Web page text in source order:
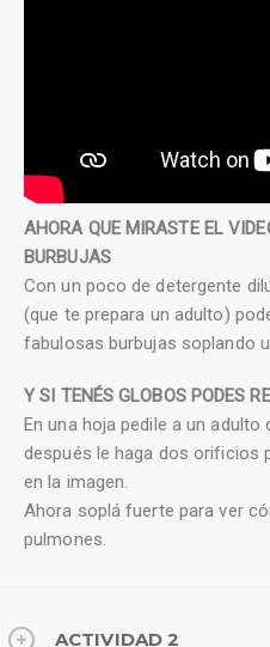
AHORA QUE MIRASTE EL
BURBUJAS
Con un poco de detergente
(que te prepara un adulto)
fabulosas burbujas soplando
Y SI TENÉS GLOBOS PODES
En una hoja pedile a un
después le haga dos orificios
en la imagen.
Ahora soplá fuerte para ver
pulmones.
ACTIVIDAD 2